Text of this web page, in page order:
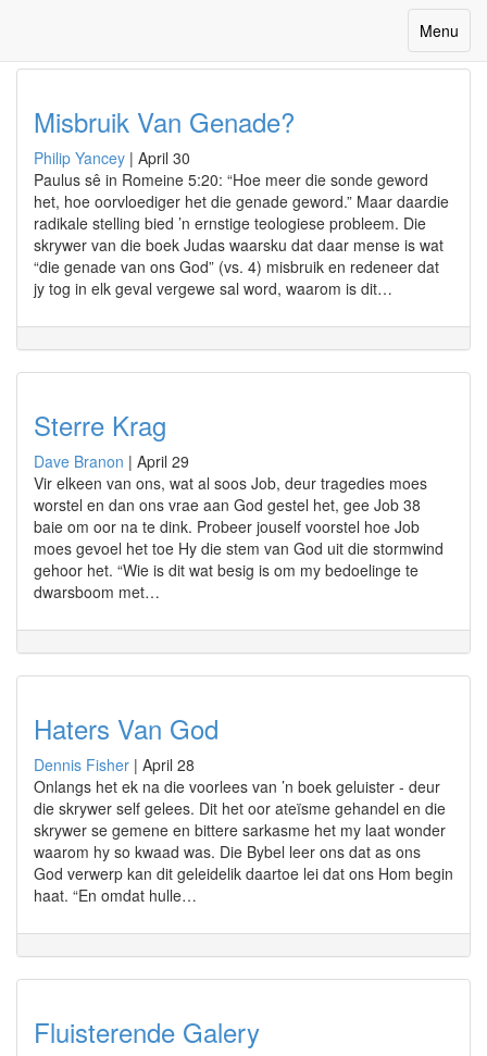
Toggle
Menu
Misbruik Van Genade?
Philip Yancey | April 30
Paulus sê in Romeine 5:20: “Hoe meer die sonde geword
het, hoe oorvloediger het die genade geword.” Maar daardie
radikale stelling bied ’n ernstige teologiese probleem. Die
skrywer van die boek Judas waarsku dat daar mense is wat
“die genade van ons God” (vs. 4) misbruik en redeneer dat
jy tog in elk geval vergewe sal word, waarom is dit…
Sterre Krag
Dave Branon | April 29
Vir elkeen van ons, wat al soos Job, deur tragedies moes
worstel en dan ons vrae aan God gestel het, gee Job 38
baie om oor na te dink. Probeer jouself voorstel hoe Job
moes gevoel het toe Hy die stem van God uit die stormwind
gehoor het. “Wie is dit wat besig is om my bedoelinge te
dwarsboom met…
Haters Van God
Dennis Fisher | April 28
Onlangs het ek na die voorlees van ’n boek geluister - deur
die skrywer self gelees. Dit het oor ateïsme gehandel en die
skrywer se gemene en bittere sarkasme het my laat wonder
waarom hy so kwaad was. Die Bybel leer ons dat as ons
God verwerp kan dit geleidelik daartoe lei dat ons Hom begin
haat. “En omdat hulle…
Fluisterende Galery